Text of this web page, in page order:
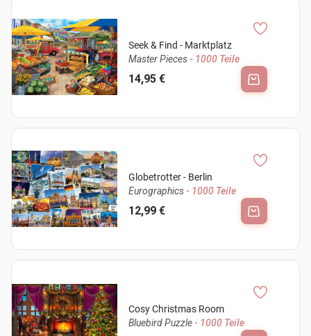
Seek & Find - Marktplatz
Master Pieces- 1000 Teile
14,95 €
Globetrotter - Berlin
Eurographics- 1000 Teile
12,99 €
Cosy Christmas Room
Bluebird Puzzle- 1000 Teile